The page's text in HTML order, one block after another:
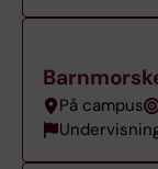
På campus